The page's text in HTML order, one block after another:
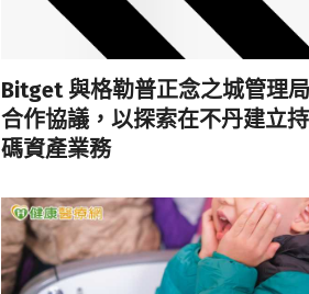
Bitget 與格勒普正念之城管理
合作協議，以探索在不丹建立
碼資產業務